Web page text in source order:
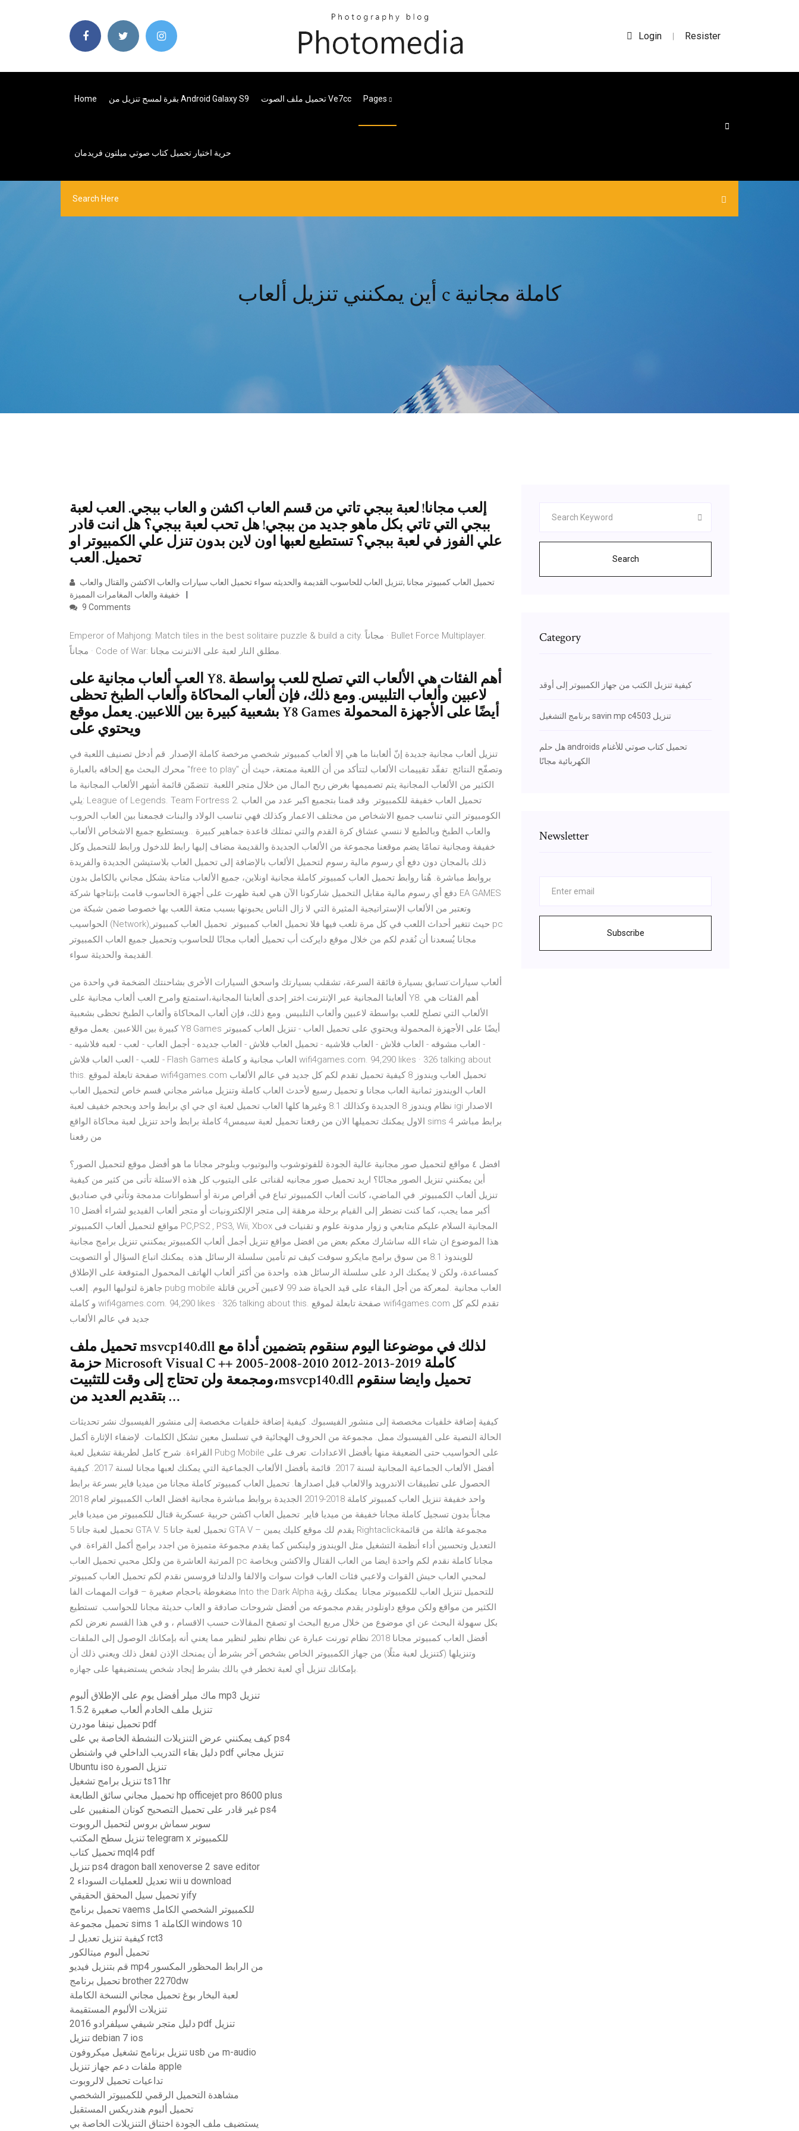
Login | Resister
Home بقرة لمسح تنزيل من Android Galaxy S9 تحميل ملف الصوت Ve7cc Pages
حرية اختيار تحميل كتاب صوتي ميلتون فريدمان
أين يمكنني تنزيل ألعاب c كاملة مجانية
إلعب مجانا! لعبة ببجي تاتي من قسم العاب اكشن و العاب ببجي. العب لعبة
ببجي التي تاتي بكل ماهو جديد من ببجي! هل تحب لعبة ببجي؟ هل انت قادر
علي الفوز في لعبة ببجي؟ تستطيع لعبها اون لاين بدون تنزل علي الكمبيوتر او
تحميل. العب
خفيفة والعاب المغامرات المميزة
9 Comments
Emperor of Mahjong: Match tiles in the best solitaire puzzle & build a city. مجاناً · Bullet Force Multiplayеr.
مجاناً · Code of War: مطلق النار لعبة على الانترنت مجانا.
العب ألعاب مجانية على Y8. أهم الفئات هي الألعاب التي تصلح للعب بواسطة
لاعبين وألعاب التلبيس. ومع ذلك، فإن ألعاب المحاكاة وألعاب الطبخ تحظى
بشعبية كبيرة بين اللاعبين. يعمل موقع Y8 Games أيضًا على الأجهزة المحمولة
ويحتوي على
تنزيل ألعاب مجانية جديدة إنّ ألعابنا ما هي إلا ألعاب كمبيوتر شخصي مرخصة كاملة الإصدار. قم أدخل تصنيف اللعبة في
محرك البحث مع إلحاقه بالعبارة "free to play" وتصفّح النتائج. تفقّد تقييمات الألعاب لتتأكد من أن اللعبة ممتعة، حيث أن
الكثير من الألعاب المجانية يتم تصميمها بغرض ربح المال من خلال متجر اللعبة. تتضمّن قائمة أشهر الألعاب المجانية ما
يلي: League of Legends. Team Fortress 2. تحميل العاب خفيفة للكمبيوتر. وقد قمنا بتجميع اكبر عدد من العاب
الكومبيوتر التي تناسب جميع الاشخاص من مختلف الاعمار وكذلك فهي تناسب الولاد والبنات فجمعنا بين العاب الحروب
والعاب الطبخ وبالطبع لا ننسي عشاق كرة القدم والتي تمتلك قاعدة جماهير كبيرة ..ويستطيع جميع الاشخاص الألعاب
خفيفة ومجانية تمامًا يضم موقعنا مجموعة من الألعاب الجديدة والقديمة مضاف إليها رابط للدخول ورابط للتحميل وكل
ذلك بالمجان دون دفع أي رسوم مالية رسوم لتحميل الألعاب بالإضافة إلى تحميل العاب بلاستيشن الجديدة والفريدة
بروابط مباشرة. هُنا روابط تحميل العاب كمبيوتر كاملة مجانية اونلاين، جميع الألعاب متاحة بشكل مجاني بالكامل بدون
دفع أي رسوم مالية مقابل التحميل شاركونا الآن هي لعبة ظهرت على أجهزة الحاسوب قامت بإنتاجها شركة EA GAMES
وتعتبر من الألعاب الإستراتيجية المثيرة التي لا زال الناس يحبونها بسبب متعة اللعب بها خصوصا ضمن شبكة من
الحواسيب (Network),حيث تتغير أحداث اللعب في كل مرة تلعب فيها فلا تحميل العاب كمبيوتر. تحميل العاب كمبيوتر pc
مجانا يُسعدنا أن نُقدم لكم من خلال موقع دايركت أب تحميل ألعاب مجانًا للحاسوب وتحميل جميع العاب الكمبيوتر
القديمة والحديثة سواء.
ألعاب سيارات:تسابق بسيارة فائقة السرعة، تشقلب بسيارتك واسحق السيارات الأخرى بشاحنتك الضخمة في واحدة من
ألعابنا المجانية عبر الإنترنت.اختر إحدى ألعابنا المجانية،استمتع وامرح العب ألعاب مجانية على Y8. أهم الفئات هي
الألعاب التي تصلح للعب بواسطة لاعبين وألعاب التلبيس. ومع ذلك، فإن ألعاب المحاكاة وألعاب الطبخ تحظى بشعبية
كبيرة بين اللاعبين. يعمل موقع Y8 Games أيضًا على الأجهزة المحمولة ويحتوي على تحميل العاب - تنزيل العاب كمبيوتر
- العاب مشوقه - العاب فلاش - العاب فلاشيه - تحميل العاب فلاش - العاب جديده - أجمل العاب - لعب - لعبه فلاشيه -
للعب - العب العاب فلاش - Flash Games ‎العاب مجانية و كاملة wifi4games.com‎. 94,290 likes · 326 talking about
this. ‎صفحة تابعلة لموقع wifi4games.com تقدم لكم كل جديد في عالم الألعاب‎ تحميل العاب ويندوز 8 كيفية تحميل
العاب الويندوز ثمانية العاب مجانا و تحميل رسيع لأحدث العاب كاملة وتنزيل مباشر مجاني قسم خاص لتحميل العاب
نظام ويندوز 8 الجديدة وكذالك 8.1 وغيرها كلها العاب تحميل لعبة اي جي اي برابط واحد وبحجم خفيف لعبة igi الاصدار
الاول يمكنك تحميلها الان من رفعنا تحميل لعبة سيمس4 كاملة برابط واحد تنزيل لعبة محاكاة الواقع sims 4 برابط مباشر
من رفعنا
افضل ٤ مواقع لتحميل صور مجانية عالية الجودة للفوتوشوب واليوتيوب وبلوجر مجانا ما هو أفضل موقع لتحميل الصور؟
أين يمكنني تنزيل الصور مجانًا؟ اريد تحميل صور مجانيه لقناتى على اليتيوب كل هذه الاسئلة تأتى من كثير من كيفية
تنزيل ألعاب الكمبيوتر. في الماضي، كانت ألعاب الكمبيوتر تباع في أقراص مرنة أو أسطوانات مدمجة وتأتي في صناديق
أكبر مما يجب، كما كنت تضطر إلى القيام برحلة مرهقة إلى متجر الإلكترونيات أو متجر ألعاب الفيديو لشراء أفضل 10
مواقع لتحميل ألعاب الكمبيوتر PC,PS2 , PS3, Wii, Xbox المجانية السلام عليكم متابعي و زوار مدونة علوم و تقنيات فى
هذا الموضوع ان شاء الله ساشارك معكم بعض من افضل مواقع تنزيل أجمل ألعاب الكمبيوتر يمكنني تنزيل برامج مجانية
للويندوذ 8.1 من سوق برامج مايكرو سوفت كيف تم تأمين سلسلة الرسائل هذه. يمكنك اتباع السؤال أو التصويت
كمساعدة، ولكن لا يمكنك الرد على سلسلة الرسائل هذه. واحدة من أكثر ألعاب الهاتف المحمول المتوقعة على الإطلاق
جاهزة لتوليها اليوم. إلعب pubg mobile لمعركة من أجل البقاء على قيد الحياة ضد 99 لاعبين آخرين قاتلة. ‎العاب مجانية
و كاملة wifi4games.com‎. 94,290 likes · 326 talking about this. ‎صفحة تابعلة لموقع wifi4games.com تقدم لكم كل
تحميل ملف msvcp140.dll لذلك في موضوعنا اليوم سنقوم بتضمين أداة مع
حزمة Microsoft Visual C ++ 2005-2008-2010 2012-2013-2019 كاملة
ومجمعة ولن تحتاج إلى وقت للتثبيت،msvcp140.dll تحميل وايضا سنقوم
بتقديم العديد من …
كيفية إضافة خلفيات مخصصة إلى منشور الفيسبوك. كيفية إضافة خلفيات مخصصة إلى منشور الفيسبوك نشر تحديثات
الحالة النصية على الفيسبوك ممل. مجموعة من الحروف الهجائية في تسلسل معين تشكل الكلمات. لإضفاء الإثارة أكمل
القراءة. شرح كامل لطريقة تشغيل لعبة Pubg Mobile على الحواسيب حتى الضعيفة منها بأفضل الاعدادات. تعرف على
أفضل الألعاب الجماعية المجانية لسنة 2017. قائمة بأفضل الألعاب الجماعية التي يمكنك لعبها مجانا لسنة 2017. كيفية
الحصول على تطبيقات الاندرويد والالعاب قبل اصدارها. تحميل العاب كمبيوتر كاملة مجانا من ميديا فاير بسرعة برابط
واحد خفيفة تنزيل العاب كمبيوتر كاملة 2018-2019 الجديدة بروابط مباشرة مجانية افضل العاب الكمبيوتر لعام 2018
مجاناً بدون تسجيل كاملة مجانا خفيفة من ميديا فاير. تحميل العاب اكشن حربية عسكرية قتال للكمبيوتر من ميديا فاير
تحميل لعبة جاتا 5 GTA V. تحميل لعبة جاتا 5 GTA V – يقدم لك موقع كليك يمين Rightaclickمجموعة هائلة من قائمة
التعديل وتحسين أداء أنظمة التشغيل مثل الويندوز ولينكس كما يقدم مجموعة متميزة من اجدد برامج أكمل القراءة. في
المرتبة العاشرة من ولكل محبي تحميل العاب pc مجانا كاملة نقدم لكم واحدة ايضا من العاب القتال والاكشن وبخاصة
لمحبي العاب حيش القوات ولاعبي فئات العاب قوات سوات والالفا والدلتا فروسس نقدم لكم تحميل العاب كمبيوتر
مضغوطة باحجام صغيرة – قوات المهمات الفا Into the Dark Alpha للتحميل تنزيل العاب للكمبيوتر مجانا. يمكنك رؤية
الكثير من مواقع ولكن موقع داونلودر يقدم مجموعه من أفضل شروحات صادقة و العاب حديثة مجانا للحواسب. تستطيع
بكل سهولة البحث عن اي موضوع من خلال مربع البحث او تصفح المقالات حسب الاقسام ، و في هذا القسم نعرض لكم
أفضل العاب كمبيوتر مجانا 2018 نظام تورنت عبارة عن نظام نظير لنظير مما يعني أنه بإمكانك الوصول إلى الملفات
وتنزيلها (كتنزيل لعبة مثلًا) من جهاز الكمبيوتر الخاص بشخص آخر بشرط أن يمنحك الإذن لفعل ذلك ويعني ذلك أن
بإمكانك تنزيل أي لعبة تخطر في بالك بشرط إيجاد شخص يستضيفها على جهازه.
ماك ميلر أفضل يوم على الإطلاق ألبوم mp3 تنزيل
1.5.2 تنزيل ملف الخادم ألعاب صغيرة
تحميل نينفا مودرن pdf
كيف يمكنني عرض التنزيلات النشطة الخاصة بي على ps4
دليل بقاء التدريب الداخلي في واشنطن pdf تنزيل مجاني
Ubuntu iso تنزيل الصورة
تنزيل برامج تشغيل ts11hr
تحميل مجاني سائق الطابعة hp officejet pro 8600 plus
غير قادر على تحميل التصحيح كونان المنفيين على ps4
سوبر سماش بروس لتحميل الروبوت
تنزيل سطح المكتب telegram x للكمبيوتر
تحميل كتاب mql4 pdf
تنزيل ps4 dragon ball xenoverse 2 save editor
تعديل للعمليات السوداء 2 wii u download
تحميل سيل المحقق الحقيقي yify
تحميل برنامج vaems للكمبيوتر الشخصي الكامل
تحميل مجموعة sims 1 الكاملة windows 10
كيفية تنزيل تعديل لـ rct3
تحميل ألبوم ميتالكور
قم بتنزيل فيديو mp4 من الرابط المحظور المكسور
تحميل برنامج brother 2270dw
لعبة البخار بوغ تحميل مجاني النسخة الكاملة
تنزيلات الألبوم المستقيمة
2016 دليل متجر شيفي سيلفرادو pdf تنزيل
تنزيل debian 7 ios
تنزيل برنامج تشغيل ميكروفون usb من m-audio
ملفات دعم جهاز تنزيل apple
تداعيات تحميل لالروبوت
مشاهدة التحميل الرقمي للكمبيوتر الشخصي
تحميل ألبوم هندريكس المستقبل
يستضيف ملف الجودة اختناق التنزيلات الخاصة بي
Search
Category
كيفية تنزيل الكتب من جهاز الكمبيوتر إلى أوقد
برنامج التشغيل savin mp c4503 تنزيل
هل حلم androids تحميل كتاب صوتي للأغنام
الكهربائية مجانًا
Newsletter
Subscribe